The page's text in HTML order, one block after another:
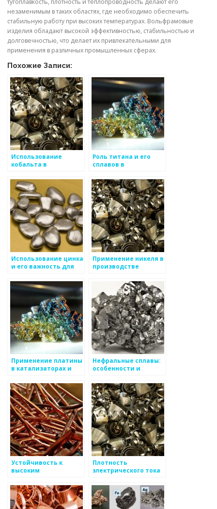
тугоплавкость, плотность и теплопроводность делают его
незаменимым в таких областях, где необходимо обеспечить
стабильную работу при высоких температурах. Вольфрамовые
изделия обладают высокой эффективностью, стабильностью и
долговечностью, что делает их привлекательными для
применения в различных промышленных сферах.
Похожие Записи:
Использование
кобальта в
магнитов и лекарств
Роль титана и его
сплавов в
имплантации и
авиационном
производстве
Использование цинка
и его важность для
коррозии
Применение никеля в
производстве
и аккумуляторных
батарей
Применение платины
в катализаторах и
электроники
Нефральные сплавы:
особенности и
Устойчивость к
высоким
металлов
Плотность
электрического тока